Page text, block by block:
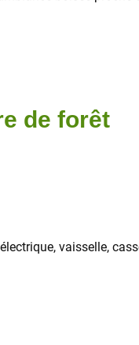
de forêt
vaisselle,